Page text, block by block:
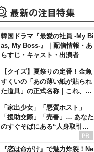
韓国ドラマ『最愛の社員 -My Bi
as, My Boss-』｜配信情報・あ
らすじ・キャスト・出演者
【クイズ】夏祭りの定番！金魚
すくいの「あの薄い紙が貼られ
た道具」の正式名称｜これ、…
「家出少女」「悪質ホスト」
「援助交際」「売春」… あなた
のすぐそばにある“人身取引…
『恋は命がけ』で魅力炸裂！Ne